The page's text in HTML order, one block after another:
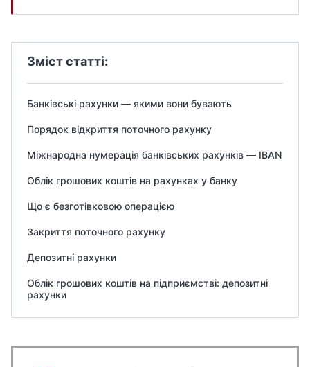
Зміст статті:
Банківські рахунки — якими вони бувають
Порядок відкриття поточного рахунку
Міжнародна нумерація банківських рахунків — IBAN
Облік грошових коштів на рахунках у банку
Що є безготівковою операцією
Закриття поточного рахунку
Депозитні рахунки
Облік грошових коштів на підприємстві: депозитні
рахунки